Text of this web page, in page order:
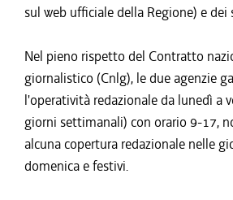
sul web ufficiale della Regione) e dei
Nel pieno rispetto del Contratto
giornalistico (Cnlg), le due agenzie
l'operatività redazionale da lunedì a
giorni settimanali) con orario 9-17,
alcuna copertura redazionale nelle
domenica e festivi.